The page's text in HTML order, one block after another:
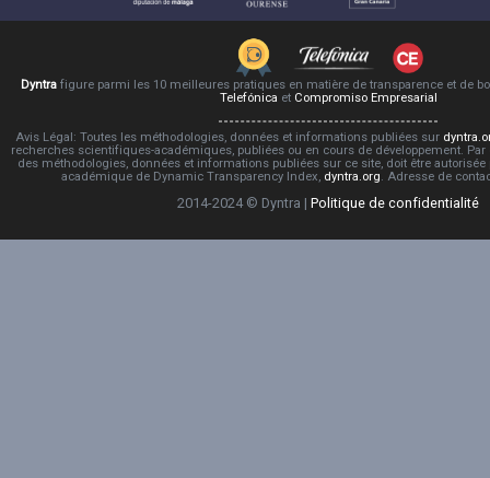
Dyntra figure parmi les 10 meilleures pratiques en matière de transparence et de
Telefónica et Compromiso Empresarial
Avis Légal: Toutes les méthodologies, données et informations publiées sur
recherches scientifiques-académiques, publiées ou en cours de développement.
des méthodologies, données et informations publiées sur ce site, doit être
académique de Dynamic Transparency Index, dyntra.org. Adresse de
2014-2024 © Dyntra | Politique de confidentialité